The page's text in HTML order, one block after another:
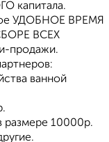
капитала.
УДОБНОЕ ВРЕМЯ
ВСЕХ
продажи.
ванной
размере 10000р.